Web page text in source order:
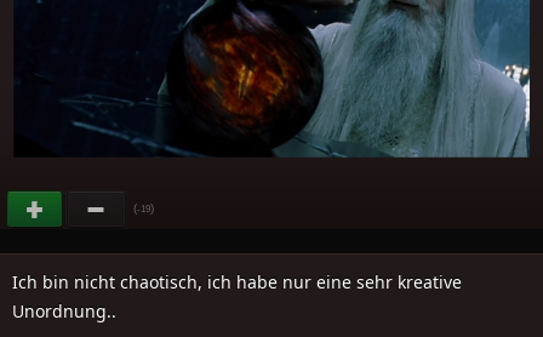
(-19)
Ich bin nicht chaotisch, ich habe nur eine sehr kreative
Unordnung..